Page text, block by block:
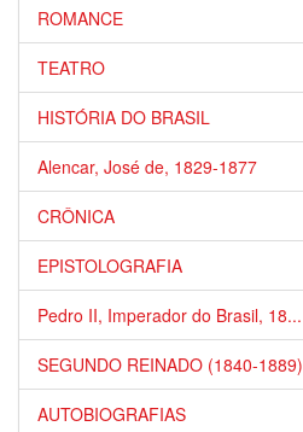
ROMANCE
TEATRO
HISTÓRIA DO BRASIL
Alencar, José de, 1829-1877
CRÔNICA
EPISTOLOGRAFIA
Pedro II, Imperador do Brasil, 18...
SEGUNDO REINADO (1840-1889)
AUTOBIOGRAFIAS